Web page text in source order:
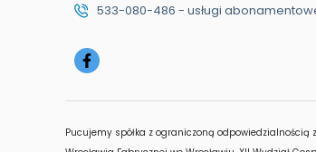
533-080-486 - usługi
Pucujemy spółka z ograniczoną odpowiedzialnością